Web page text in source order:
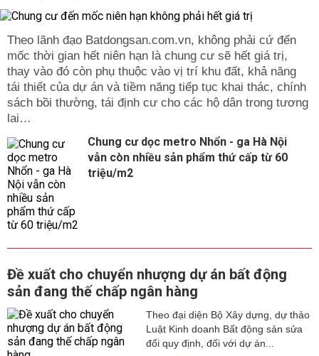
Theo lãnh đạo Batdongsan.com.vn, không phải cứ đến
mốc thời gian hết niên hạn là chung cư sẽ hết giá trị,
thay vào đó còn phụ thuộc vào vị trí khu đất, khả năng
tái thiết của dự án và tiềm năng tiếp tục khai thác, chính
sách bồi thường, tái định cư cho các hộ dân trong tương
lai…
Chung cư dọc metro Nhổn - ga Hà Nội
vẫn còn nhiều sản phẩm thứ cấp từ 60
triệu/m2
Đề xuất cho chuyển nhượng dự án bất động
sản đang thế chấp ngân hàng
Theo đại diện Bộ Xây dựng, dự thảo
Luật Kinh doanh Bất động sản sửa
đổi quy định, đối với dự án...